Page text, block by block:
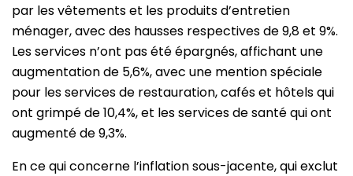
par les vêtements et les produits d’entretien
ménager, avec des hausses respectives de 9,8 et 9%.
Les services n’ont pas été épargnés, affichant une
augmentation de 5,6%, avec une mention spéciale
pour les services de restauration, cafés et hôtels qui
ont grimpé de 10,4%, et les services de santé qui ont
augmenté de 9,3%.
En ce qui concerne l’inflation sous-jacente, qui exclut